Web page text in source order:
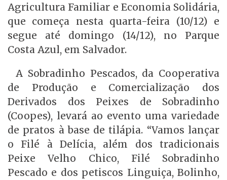
Agricultura Familiar e Economia Solidária,
que começa nesta quarta-feira (10/12) e
segue até domingo (14/12), no Parque
Costa Azul, em Salvador.
A Sobradinho Pescados, da Cooperativa
de Produção e Comercialização dos
Derivados dos Peixes de Sobradinho
(Coopes), levará ao evento uma variedade
de pratos à base de tilápia. “Vamos lançar
o Filé à Delícia, além dos tradicionais
Peixe Velho Chico, Filé Sobradinho
Pescado e dos petiscos Linguiça, Bolinho,